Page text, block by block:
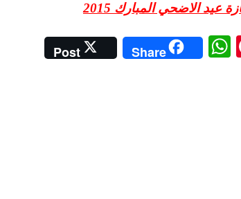
عيد الاضحي المبارك 2015
Pi
nt
W
ha
Share
Post